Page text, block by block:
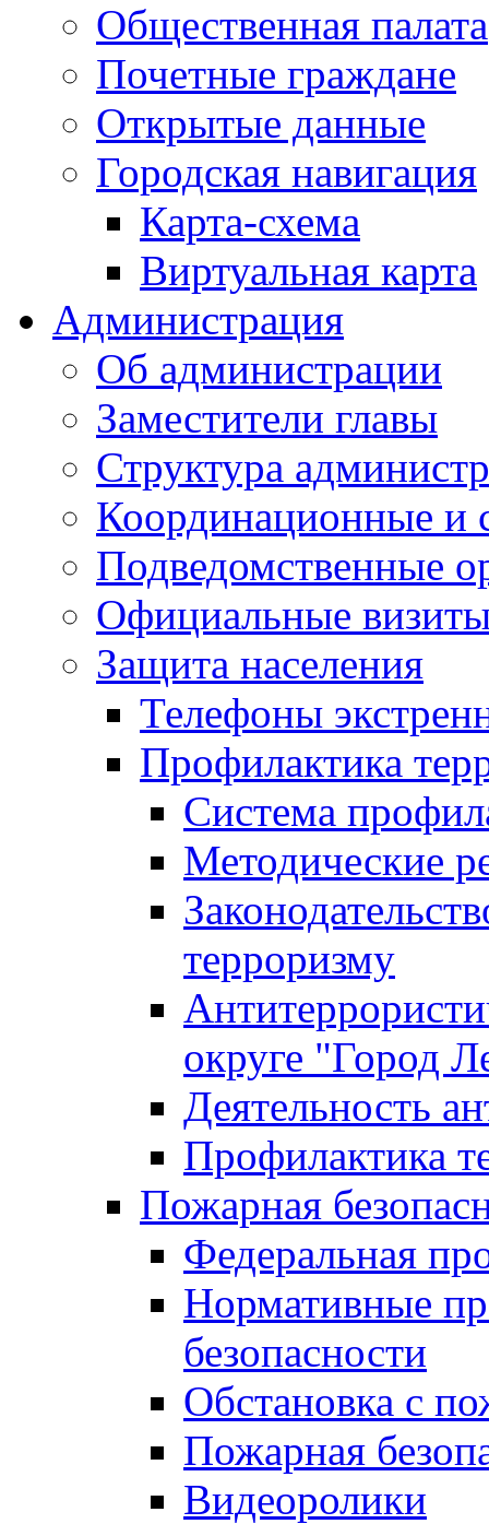
Общественная палата
Почетные граждане
Открытые данные
Городская навигация
Карта-схема
Виртуальная карта
Администрация
Об администрации
Заместители главы
Структура
Координационные и
Подведомственные
Официальные
Защита населения
Телефоны
Профилактика
Система
Методические
терроризму
округе "Город
Деятельность
Профилактика
Пожарная
Федеральная
Нормативные
безопасности
Обстановка с
Пожарная
Видеоролики